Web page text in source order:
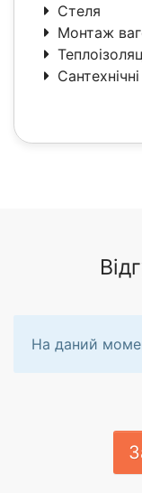
Стеля
Монтаж
На даний